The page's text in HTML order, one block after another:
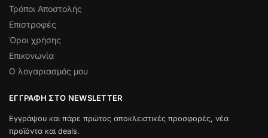
Τρόποι Αποστολής
Επιστροφές
Όροι χρήσης
Επικονωνία
Ο λογαριασμός μου
ΕΓΓΡΑΦΉ ΣΤΟ NEWSLETTER
Εγγράψου και πάρε πρώτος αποκλειστικές προσφορές, νέα
προϊόντα και deals.